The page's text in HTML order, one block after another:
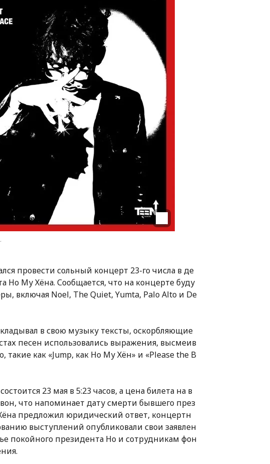
провести сольный концерт 23-го числа в де
Но Му Хёна. Сообщается, что на концерте буду
включая Noel, The Quiet, Yumta, Palo Alto и De
в свою музыку тексты, оскорбляющие
песен использовались выражения, высмеив
как «Jump, как Но Му Хён» и «Please the B
23 мая в 5:23 часов, а цена билета на в
что напоминает дату смерти бывшего през
предложил юридический ответ, концертн
выступлений опубликовали свои заявлен
покойного президента Но и сотрудникам фон